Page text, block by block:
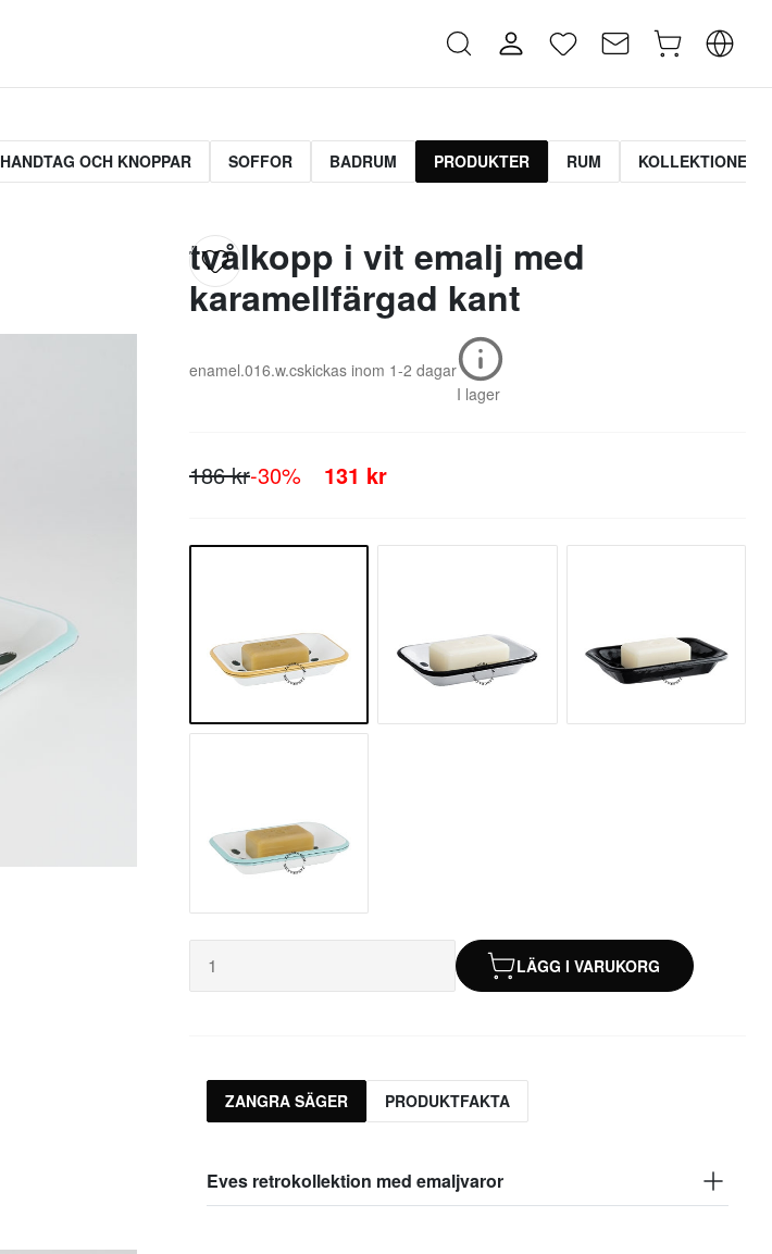
HANDTAG OCH KNOPPAR SOFFOR BADRUM PRODUKTER RUM KOLLEKTIONER
tvålkopp i vit emalj med
karamellfärgad kant
enamel.016.w.cskickas inom 1-2 dagar
I lager
186 kr-30% 131 kr
LÄGG I VARUKORG
ZANGRA SÄGER PRODUKTFAKTA
Eves retrokollektion med emaljvaror